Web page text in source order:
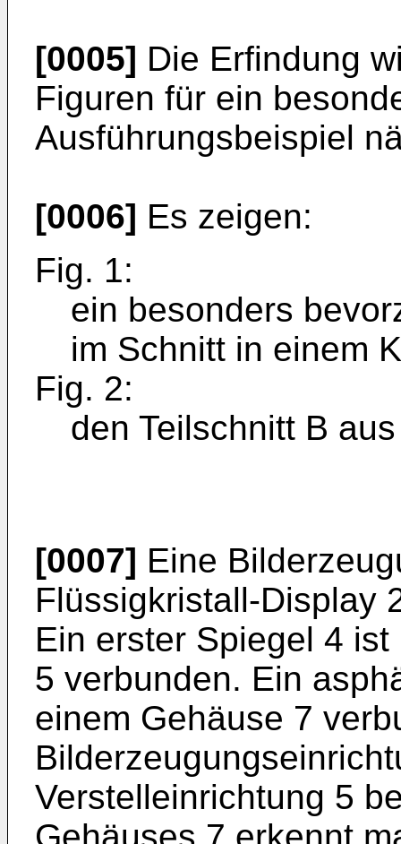
[0005] Die Erfindung
Figuren für ein
Ausführungsbeispiel
[0006] Es zeigen:
Fig. 1:
ein besonders
im Schnitt in einem
Fig. 2:
den Teilschnitt B
[0007] Eine
Flüssigkristall-Display
Ein erster Spiegel 4
5 verbunden. Ein
einem Gehäuse 7
Verstelleinrichtung 5